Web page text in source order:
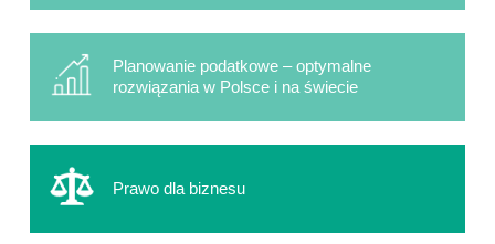
Planowanie podatkowe – optymalne
rozwiązania w Polsce i na świecie
Prawo dla biznesu